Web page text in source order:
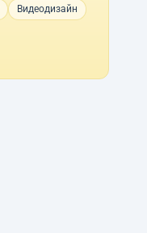
Видеодизайн